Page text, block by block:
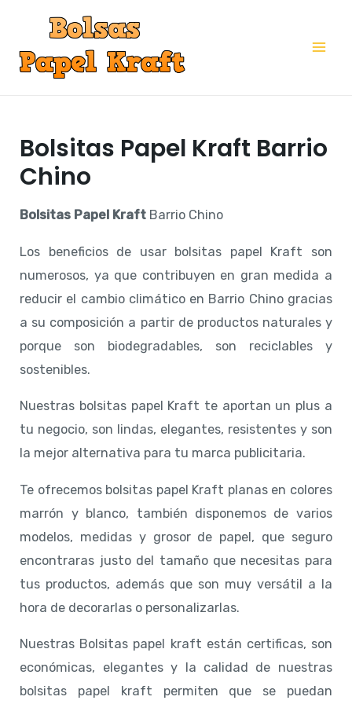
contenido
Bolsitas Papel Kraft Barrio
Chino
Bolsitas Papel Kraft Barrio Chino
Los beneficios de usar bolsitas papel Kraft son
numerosos, ya que contribuyen en gran medida a
reducir el cambio climático en Barrio Chino gracias
a su composición a partir de productos naturales y
porque son biodegradables, son reciclables y
sostenibles.
Nuestras bolsitas papel Kraft te aportan un plus a
tu negocio, son lindas, elegantes, resistentes y son
la mejor alternativa para tu marca publicitaria.
Te ofrecemos bolsitas papel Kraft planas en colores
marrón y blanco, también disponemos de varios
modelos, medidas y grosor de papel, que seguro
encontraras justo del tamaño que necesitas para
tus productos, además que son muy versátil a la
hora de decorarlas o personalizarlas.
Nuestras Bolsitas papel kraft están certificas, son
económicas, elegantes y la calidad de nuestras
bolsitas papel kraft permiten que se puedan